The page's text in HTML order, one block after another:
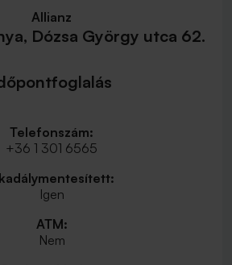
Allianz
Dózsa György utca 62.
Telefonszám:
+36 1 301 6565
Igen
ATM:
Nem